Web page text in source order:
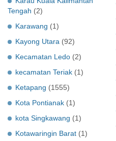
Tengah (2)
Karawang (1)
Kayong Utara (92)
Kecamatan Ledo (2)
kecamatan Teriak (1)
Ketapang (1555)
Kota Pontianak (1)
kota Singkawang (1)
Kotawaringin Barat (1)